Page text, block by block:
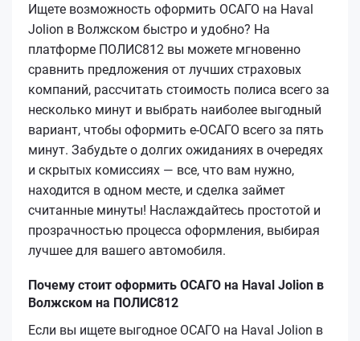
Ищете возможность оформить ОСАГО на Haval
Jolion в Волжском быстро и удобно? На
платформе ПОЛИС812 вы можете мгновенно
сравнить предложения от лучших страховых
компаний, рассчитать стоимость полиса всего за
несколько минут и выбрать наиболее выгодный
вариант, чтобы оформить е‑ОСАГО всего за пять
минут. Забудьте о долгих ожиданиях в очередях
и скрытых комиссиях — все, что вам нужно,
находится в одном месте, и сделка займет
считанные минуты! Наслаждайтесь простотой и
прозрачностью процесса оформления, выбирая
лучшее для вашего автомобиля.
Почему стоит оформить ОСАГО на Haval Jolion в
Волжском на ПОЛИС812
Если вы ищете выгодное ОСАГО на Haval Jolion в